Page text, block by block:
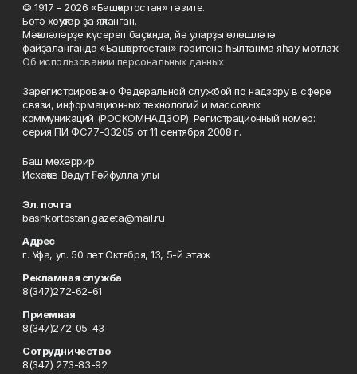
© 1917 - 2026 «Башҡортостан» гәзите.
Бөтә хоҡуҡтар ҙа яҡланған.
Мәҡәләләрҙе күсереп баҫҡанда, йә уларҙы өлөшләтә
файҙаланғанда «Башҡортостан» гәзитенә һылтанма яһау мотлаҡ.
Об использовании персональных данных
Зарегистрировано Федеральной службой по надзору в сфере
связи, информационных технологий и массовых
коммуникаций (РОСКОМНАДЗОР). Регистрационный номер:
серия ПИ ФС77-33205 от 11 сентября 2008 г.
Баш мөхәррир
Исхаҡов Вәдүт Ғәйфулла улы
Эл. почта
bashkortostan.gazeta@mail.ru
Адрес
г. Уфа, ул. 50 лет Октября, 13, 5-й этаж
Рекламная служба
8(347)272-62-61
Приемная
8(347)272-05-43
Сотрудничество
8(347) 273-83-92